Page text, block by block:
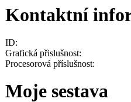
Kontaktní
ID:
Grafická přislušnost:
Procesorová příslušnost:
Moje sestava